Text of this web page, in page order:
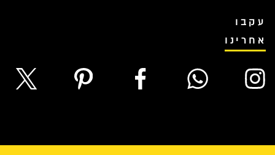
עקבו
אחרינו